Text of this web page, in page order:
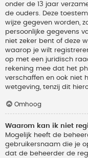
onder de 13 jaar
de ouders. Deze
wijze gegeven worden,
persoonlijke gegevens
niet zeker bent of deze
waarop je wilt
op met een juridisch
rekening mee dat het
verschaffen en ook niet
wetgeving, tenzij dit
Omhoog
Waarom kan ik niet
Mogelijk heeft de
gebruikersnaam die je
dat de beheerder de